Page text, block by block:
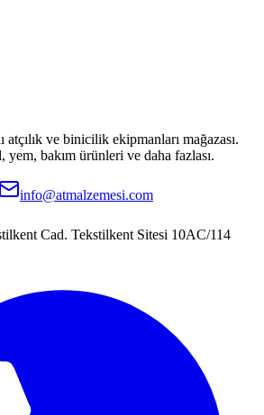
ve binicilik ekipmanları mağazası.
yem, bakım ürünleri ve daha fazlası.
info@atmalzemesi.com
Cad. Tekstilkent Sitesi 10AC/114